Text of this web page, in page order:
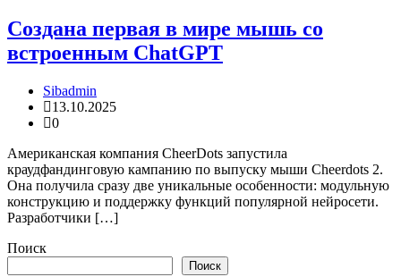
Создана первая в мире мышь со
встроенным ChatGPT
Sibadmin
13.10.2025
0
Американская компания CheerDots запустила
краудфандинговую кампанию по выпуску мыши Cheerdots 2.
Она получила сразу две уникальные особенности: модульную
конструкцию и поддержку функций популярной нейросети.
Разработчики […]
Поиск
Поиск